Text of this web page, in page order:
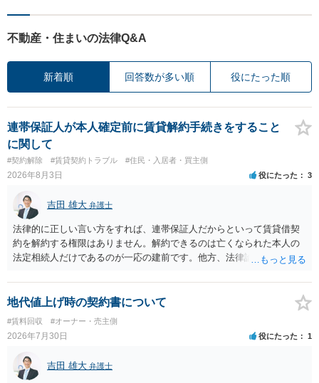
不動産・住まいの法律Q&A
新着順 回答数が多い順 役にたった順
連帯保証人が本人確定前に賃貸解約手続きをすること
に関して
#契約解除 #賃貸契約トラブル #住民・入居者・買主側
2026年8月3日 役にたった 3
吉田 雄大 弁護士
法律的に正しい言い方をすれば、連帯保証人だからといって賃貸借契
約を解約する権限はありません。解約できるのは亡くなられた本人の
法定相続人だけであるのが一応の建前です。他方、法律論はさてお
する動機づけがなくなります。 今回進められつつある手続はあくまで
も、建物を賃貸人に一日も早く明け渡すための便宜的方法として理解
するのが良いと思います。またその方法で進めた方が、連帯保証人で
あるお知り合いさんにとっても、自身の経済的負担を最小限に食い止
められるため望ましいやり方だといえます。
地代値上げ時の契約書について
#賃料回収 #オーナー・売主側
2026年7月30日 役にたった 1
吉田 雄大 弁護士